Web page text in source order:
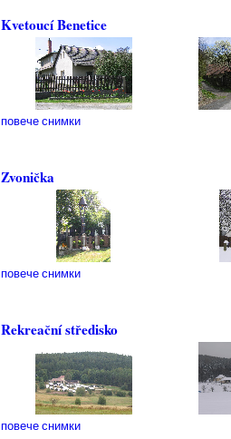
Kvetoucí Benetice
повече снимки
Zvonička
повече снимки
Rekreační středisko
повече снимки